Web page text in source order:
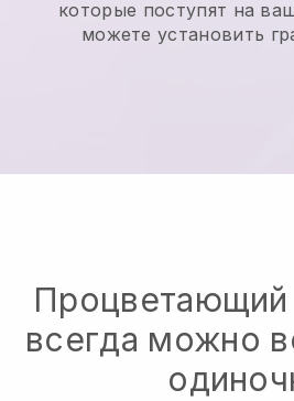
которые поступят на
можете установить
Процветающий
всегда можно